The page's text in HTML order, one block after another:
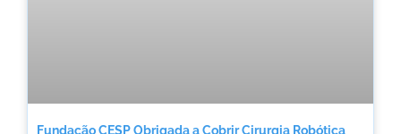
Fundação CESP Obrigada a Cobrir Cirurgia Robótica